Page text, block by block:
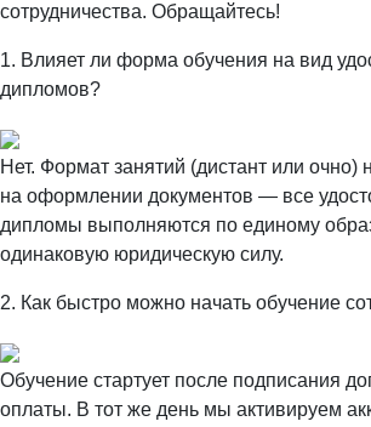
сотрудничества. Обращайтесь!
1. Влияет ли форма обучения на вид
дипломов?
Нет. Формат занятий (дистант или очно)
на оформлении документов — все
дипломы выполняются по единому
одинаковую юридическую силу.
2. Как быстро можно начать обучение
Обучение стартует после подписания
оплаты. В тот же день мы активируем